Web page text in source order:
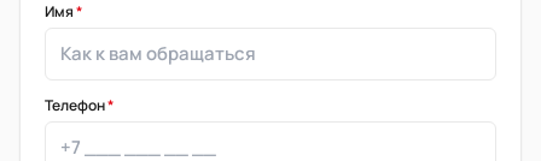
Имя*
Телефон*